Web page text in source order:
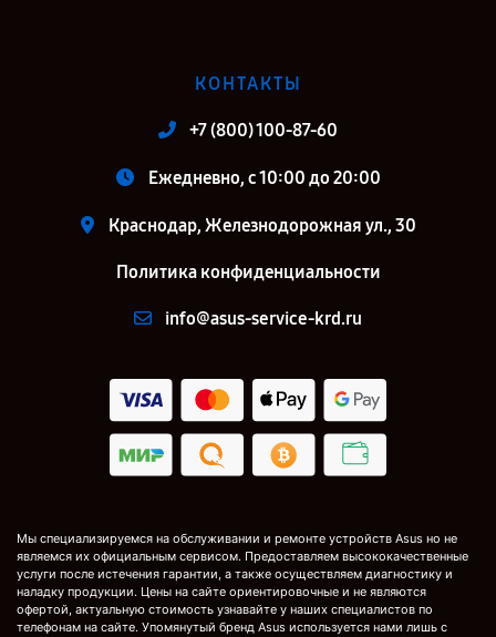
КОНТАКТЫ
+7 (800) 100-87-60
Ежедневно, с 10:00 до 20:00
Краснодар, Железнодорожная ул., 30
Политика конфиденциальности
info@asus-service-krd.ru
Мы специализируемся на обслуживании и ремонте устройств Asus но не
являемся их официальным сервисом. Предоставляем высококачественные
услуги после истечения гарантии, а также осуществляем диагностику и
наладку продукции. Цены на сайте ориентировочные и не являются
офертой, актуальную стоимость узнавайте у наших специалистов по
телефонам на сайте. Упомянутый бренд Asus используется нами лишь с